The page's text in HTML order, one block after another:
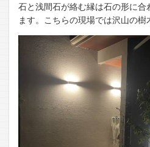
石と浅間石が絡む縁は石の形に
ます。こちらの現場では沢山の樹